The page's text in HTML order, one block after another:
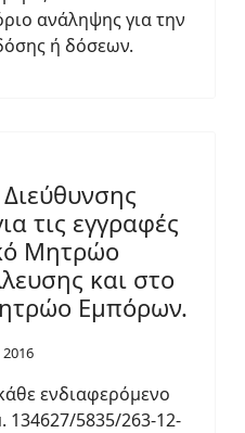
ανάληψης για την
ή δόσεων.
τις εγγραφές
Μητρώο
και στο
Εμπόρων.
2016
ενδιαφερόμενο
5835/263-12-